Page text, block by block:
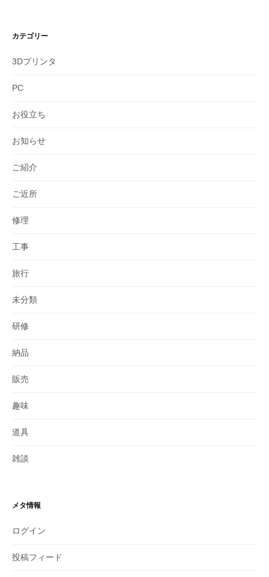
カテゴリー
3Dプリンタ
PC
お役立ち
お知らせ
ご紹介
ご近所
修理
工事
旅行
未分類
研修
納品
販売
趣味
道具
雑談
メタ情報
ログイン
投稿フィード